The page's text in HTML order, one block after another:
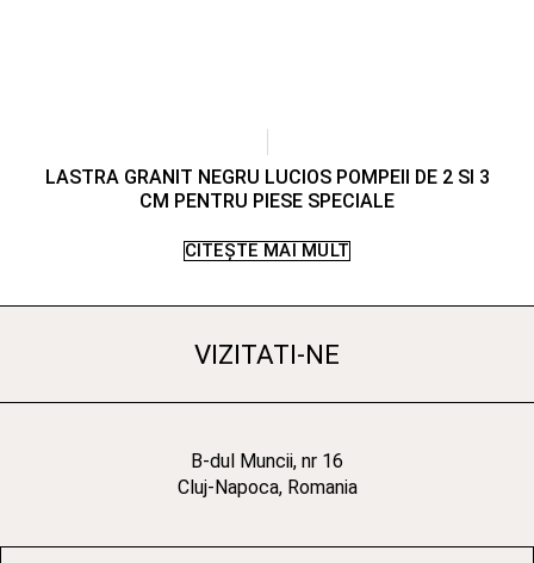
LASTRA GRANIT NEGRU LUCIOS POMPEII DE 2 SI 3
CM PENTRU PIESE SPECIALE
CITEȘTE MAI MULT
VIZITATI-NE
B-dul Muncii, nr 16
Cluj-Napoca, Romania